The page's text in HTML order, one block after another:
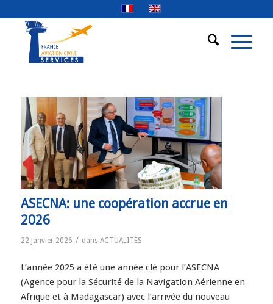
ASECNA: une coopération accrue en
2026
22 janvier 2026 / dans ACTUALITÉS
L’année 2025 a été une année clé pour l’ASECNA
(Agence pour la Sécurité de la Navigation Aérienne en
Afrique et à Madagascar) avec l’arrivée du nouveau